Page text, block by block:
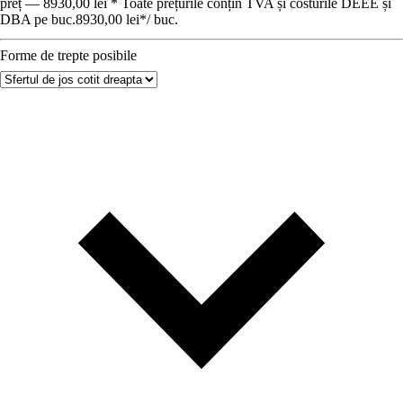
preț — 8930,00 lei * Toate prețurile conțin TVA și costurile DEEE și
DBA pe buc.8930,00 lei*/ buc.
Forme de trepte posibile